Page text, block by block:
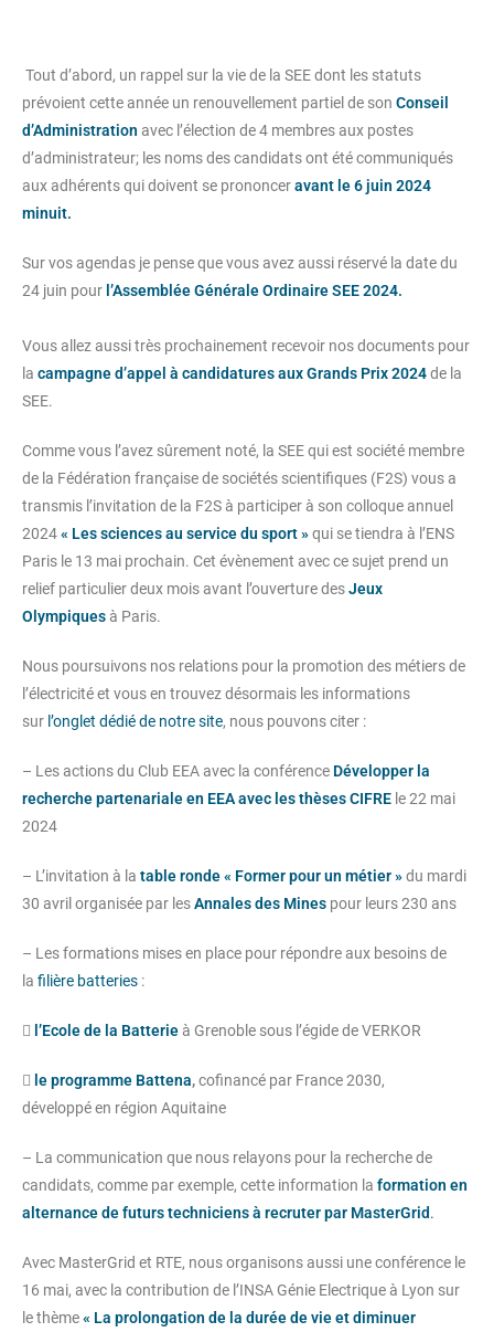
Tout d’abord, un rappel sur la vie de la SEE dont les statuts
prévoient cette année un renouvellement partiel de son Conseil
d’Administration avec l’élection de 4 membres aux postes
d’administrateur; les noms des candidats ont été communiqués
aux adhérents qui doivent se prononceravant le 6 juin 2024
minuit.
Sur vos agendas je pense que vous avez aussi réservé la date du
24 juin pour l’Assemblée Générale Ordinaire SEE 2024.
Vous allez aussi très prochainement recevoir nos documents pour
la campagne d’appel à candidatures aux Grands Prix 2024de la
SEE.
Comme vous l’avez sûrement noté, la SEE qui est société membre
de la Fédération française de sociétés scientifiques (F2S) vous a
transmis l’invitation de la F2S à participer à son colloque annuel
2024« Les sciences au service du sport »qui se tiendra à l’ENS
Paris le 13 mai prochain. Cet évènement avec ce sujet prend un
relief particulier deux mois avant l’ouverture desJeux
Olympiquesà Paris.
Nous poursuivons nos relations pour la promotion des métiers de
l’électricité et vous en trouvez désormais les informations
sur l’onglet dédié de notre site, nous pouvons citer :
– Les actions du Club EEA avec la conférence Développer la
recherche partenariale en EEA avec les thèses CIFRE le 22 mai
2024
– L’invitation à la table ronde « Former pour un métier »du mardi
30 avril organisée par lesAnnales des Mines pour leurs 230 ans
– Les formations mises en place pour répondre aux besoins de
la filière batteries :
 l’Ecole de la Batterieà Grenoble sous l’égide de VERKOR
 le programme Battena,cofinancé par France 2030,
développé en région Aquitaine
– La communication que nous relayons pour la recherche de
candidats, comme par exemple, cette information la formation en
alternance de futurs techniciens à recruter par MasterGrid.
Avec MasterGrid et RTE, nous organisons aussi une conférence le
16 mai, avec la contribution de l’INSA Génie Electrique à Lyon sur
le thème« La prolongation de la durée de vie et diminuer